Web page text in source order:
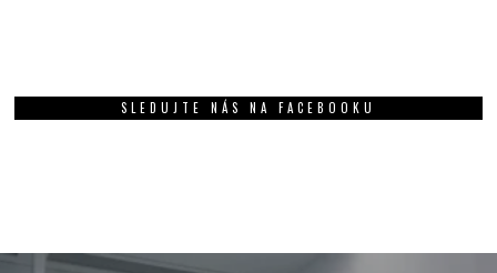
SLEDUJTE NÁS NA FACEBOOKU